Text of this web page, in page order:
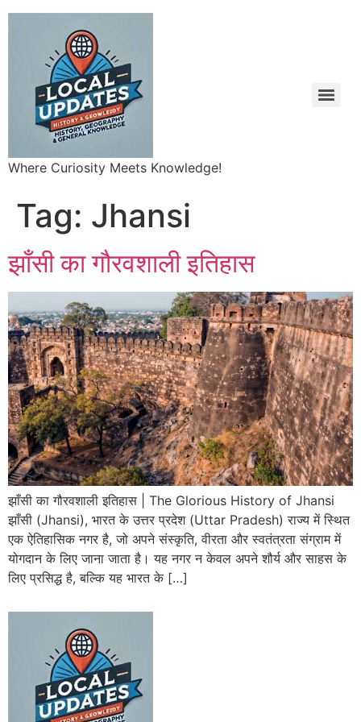
Where Curiosity Meets Knowledge!
Tag: Jhansi
झाँसी का गौरवशाली इतिहास
झाँसी का गौरवशाली इतिहास | The Glorious History of Jhansi
झाँसी (Jhansi), भारत के उत्तर प्रदेश (Uttar Pradesh) राज्य में स्थित
एक ऐतिहासिक नगर है, जो अपने संस्कृति, वीरता और स्वतंत्रता संग्राम में
योगदान के लिए जाना जाता है। यह नगर न केवल अपने शौर्य और साहस के
लिए प्रसिद्ध है, बल्कि यह भारत के […]